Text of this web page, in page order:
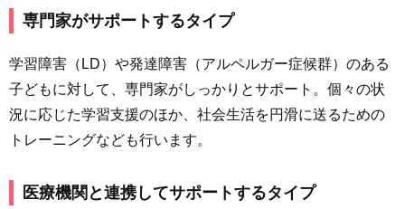
専門家がサポートするタイプ
学習障害（LD）や発達障害（アルペルガー症候群）のある
子どもに対して、専門家がしっかりとサポート。個々の状
況に応じた学習支援のほか、社会生活を円滑に送るための
トレーニングなども行います。
医療機関と連携してサポートするタイプ